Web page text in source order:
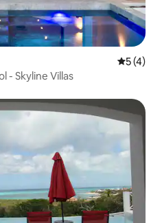
5 de
5 (4)
- Skyline Villas